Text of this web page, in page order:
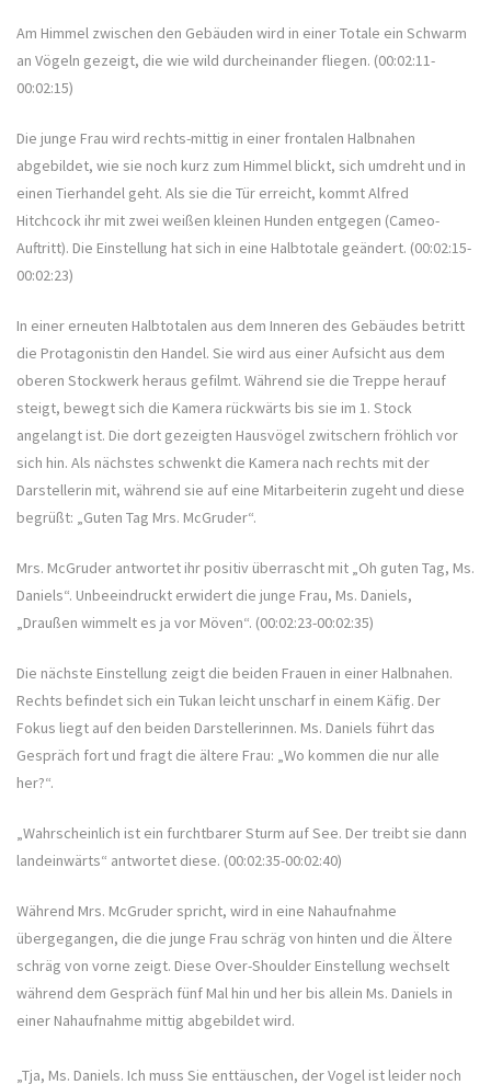
Am Himmel zwischen den Gebäuden wird in einer Totale ein Schwarm
an Vögeln gezeigt, die wie wild durcheinander fliegen. (00:02:11-
00:02:15)
Die junge Frau wird rechts-mittig in einer frontalen Halbnahen
abgebildet, wie sie noch kurz zum Himmel blickt, sich umdreht und in
einen Tierhandel geht. Als sie die Tür erreicht, kommt Alfred
Hitchcock ihr mit zwei weißen kleinen Hunden entgegen (Cameo-
Auftritt). Die Einstellung hat sich in eine Halbtotale geändert. (00:02:15-
00:02:23)
In einer erneuten Halbtotalen aus dem Inneren des Gebäudes betritt
die Protagonistin den Handel. Sie wird aus einer Aufsicht aus dem
oberen Stockwerk heraus gefilmt. Während sie die Treppe herauf
steigt, bewegt sich die Kamera rückwärts bis sie im 1. Stock
angelangt ist. Die dort gezeigten Hausvögel zwitschern fröhlich vor
sich hin. Als nächstes schwenkt die Kamera nach rechts mit der
Darstellerin mit, während sie auf eine Mitarbeiterin zugeht und diese
begrüßt: „Guten Tag Mrs. McGruder“.
Mrs. McGruder antwortet ihr positiv überrascht mit „Oh guten Tag, Ms.
Daniels“. Unbeeindruckt erwidert die junge Frau, Ms. Daniels,
„Draußen wimmelt es ja vor Möven“. (00:02:23-00:02:35)
Die nächste Einstellung zeigt die beiden Frauen in einer Halbnahen.
Rechts befindet sich ein Tukan leicht unscharf in einem Käfig. Der
Fokus liegt auf den beiden Darstellerinnen. Ms. Daniels führt das
Gespräch fort und fragt die ältere Frau: „Wo kommen die nur alle
her?“.
„Wahrscheinlich ist ein furchtbarer Sturm auf See. Der treibt sie dann
landeinwärts“ antwortet diese. (00:02:35-00:02:40)
Während Mrs. McGruder spricht, wird in eine Nahaufnahme
übergegangen, die die junge Frau schräg von hinten und die Ältere
schräg von vorne zeigt. Diese Over-Shoulder Einstellung wechselt
während dem Gespräch fünf Mal hin und her bis allein Ms. Daniels in
einer Nahaufnahme mittig abgebildet wird.
„Tja, Ms. Daniels. Ich muss Sie enttäuschen, der Vogel ist leider noch